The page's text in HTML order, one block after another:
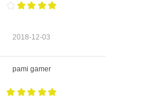
2018-12-03
pami gamer